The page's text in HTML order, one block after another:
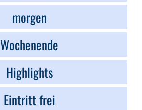
morgen
Wochenende
Highlights
Eintritt frei